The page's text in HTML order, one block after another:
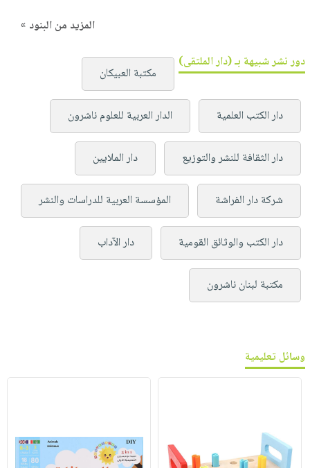
المزيد من البنود »
دور نشر شبيهة بـ (دار الملتقى)
مكتبة العبيكان
دار الكتب العلمية الدار العربية للعلوم ناشرون
دار الثقافة للنشر والتوزيع دار الملايين
شركة دار الفراشة المؤسسة العربية للدراسات والنشر
دار الكتب والوثائق القومية دار الآداب
مكتبة لبنان ناشرون
وسائل تعليمية